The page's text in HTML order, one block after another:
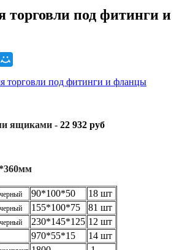
торговли под фитинги и
ящиками - 22 932 руб
черный 90*100*50
18 шт
черный 155*100*75
81 шт
черный 230*145*125 12 шт
970*55*15
14 шт